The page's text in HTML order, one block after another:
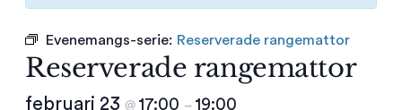
Evenemangs-serie: Reserverade rangemattor
Reserverade rangemattor
februari 23 @ 17:00 – 19:00